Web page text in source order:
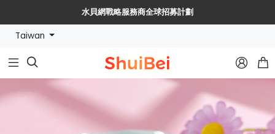
🔥【水貝幣$SHUIBEI】黃金珠寶【穩定幣+RWA】新紀元🔥
Taiwan
  